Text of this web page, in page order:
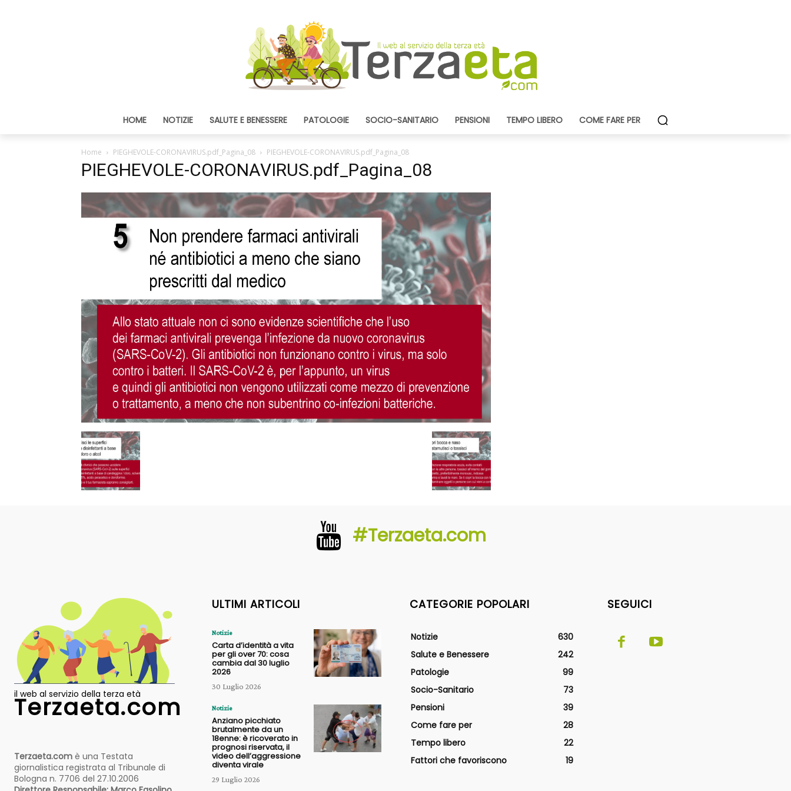
HOME NOTIZIE SALUTE E BENESSERE PATOLOGIE SOCIO-SANITARIO PENSIONI TEMPO LIBERO COME FARE PER
Home PIEGHEVOLE-CORONAVIRUS.pdf_Pagina_08 PIEGHEVOLE-CORONAVIRUS.pdf_Pagina_08
PIEGHEVOLE-CORONAVIRUS.pdf_Pagina_08
#Terzaeta.com
il web al servizio della terza età
Terzaeta.com
Terzaeta.com è una Testata
giornalistica registrata al Tribunale di
Bologna n. 7706 del 27.10.2006
ULTIMI ARTICOLI
Notizie
Carta d’identità a vita
per gli over 70: cosa
cambia dal 30 luglio
2026
30 Luglio 2026
Notizie
Anziano picchiato
brutalmente da un
18enne: è ricoverato in
prognosi riservata, il
video dell’aggressione
diventa virale
29 Luglio 2026
CATEGORIE POPOLARI
Notizie
630
Salute e Benessere
242
Patologie
99
Socio-Sanitario
73
Pensioni
39
Come fare per
28
Tempo libero
22
Fattori che favoriscono
19
SEGUICI